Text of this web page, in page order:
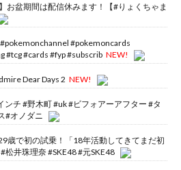
お盆期間は配信休みます！【#りょくちゃま
#pokemoncards
#tcg #cards #fyp #subscrib NEW!
Dear Days 2 NEW!
チ #野木町 #uk #ビフォアーアフター #タ
#オノダニ
歳で初の試乗！「18年活動してきてまだ初
井珠理奈 #SKE48 #元SKE48